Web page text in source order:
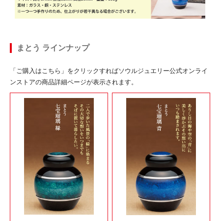
まとう ラインナップ
「ご購入はこちら」をクリックすればソウルジュエリー公式オンライ
ンストアの商品詳細ページが表示されます。